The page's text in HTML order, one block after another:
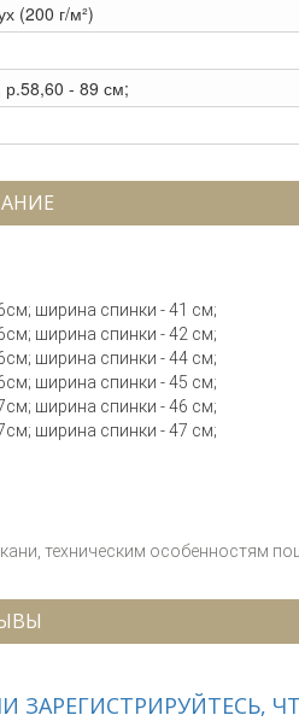
(200 г/м²)
- 89 см;
ширина спинки - 41 см;
ширина спинки - 42 см;
ширина спинки - 44 см;
ширина спинки - 45 см;
ширина спинки - 46 см;
ширина спинки - 47 см;
техническим особенностям